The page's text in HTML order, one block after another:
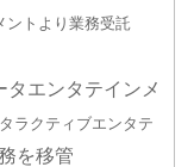
ントより業務受託
タエンタテインメ
ラクティブエンタテ
を移管